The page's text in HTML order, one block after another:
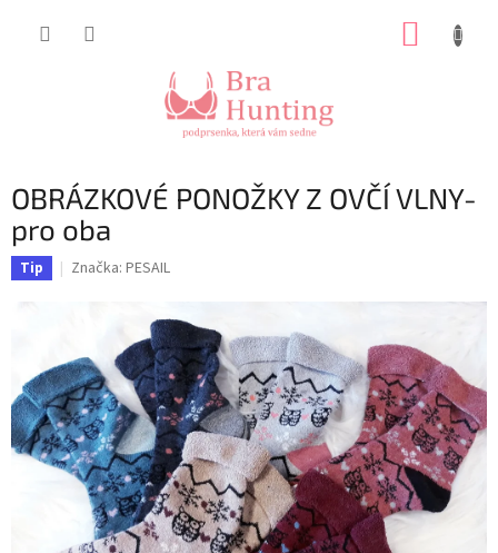
OBRÁZKOVÉ PONOŽKY Z OVČÍ VLNY-
pro oba
Tip Značka: PESAIL